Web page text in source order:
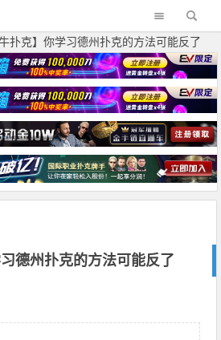
牛扑克】你学习德州扑克的方法可能反了
习德州扑克的方法可能反了